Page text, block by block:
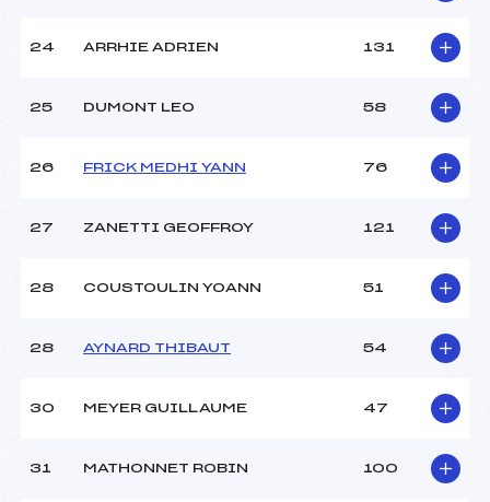
24 ARRHIE ADRIEN 131
25 DUMONT LEO 58
26 FRICK MEDHI YANN 76
27 ZANETTI GEOFFROY 121
28 COUSTOULIN YOANN 51
28 AYNARD THIBAUT 54
30 MEYER GUILLAUME 47
31 MATHONNET ROBIN 100